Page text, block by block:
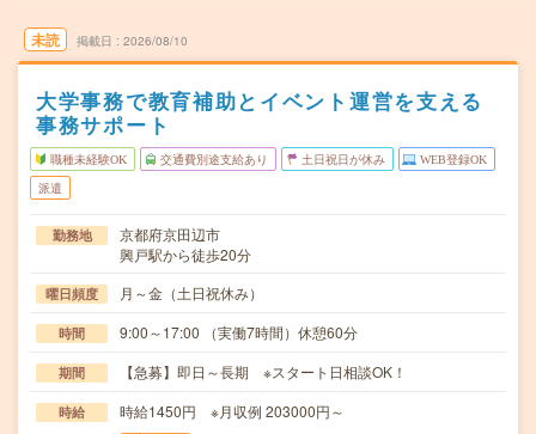
未読 掲載日 2026/08/10
大学事務で教育補助とイベント運営を支える
事務サポート
職種未経験OK 交通費別途支給あり 土日祝日が休み WEB登録OK
派遣
勤務地
京都府京田辺市
興戸駅から徒歩20分
曜日頻度 月～金（土日祝休み）
時間 9:00～17:00 （実働7時間）休憩60分
期間 【急募】即日～長期 ※スタート日相談OK！
時給 時給1450円 ※月収例 203000円～